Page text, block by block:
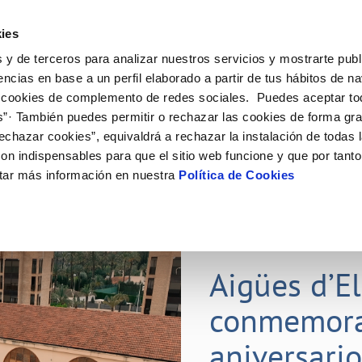
y de terceros para analizar nuestros servicios y mostrarte
en base a un perfil elaborado a partir de tus hábitos de
de complemento de redes sociales. Puedes aceptar
También puedes permitir o rechazar las cookies de forma
cookies”, equivaldrá a rechazar la instalación de todas
indispensables para que el sitio web funcione y que por
más información en nuestra Política de Cookies
de titular
de suministro
MODIFICACIÓN DE DATOS
Actualizar datos bancarios
Actualizar datos de
VER TODAS LAS GESTIONES
Tu Servicio
AL CLIENTE
contacto
y afectaciones
e impresos
COMPROMISO DE SERVICIO
Carta de compromisos
Customer Counsel (Defensa del
Tu Agua
del agua
consumidor
CUIDADOS DEL AGUA
Consejos de ahorro
Depósitos comunitarios
Conócenos
DE GESTIÓN Y CERTIFICADOS
MEDIDAS ANTIFRAUDE
PERFIL DEL CONTRATANTE
Plataforma de contratación del
público
Portal del proveedor
Aigües